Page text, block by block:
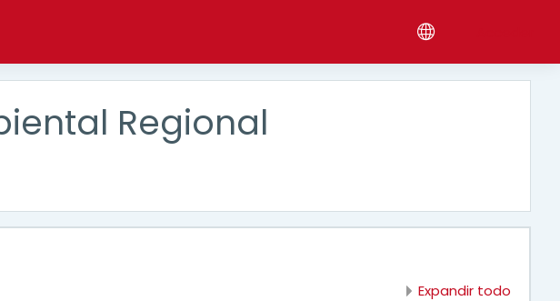
Regional
Expandir todo